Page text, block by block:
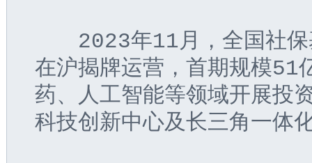
2023年11月，全国社保
在沪揭牌运营，首期规模51
药、人工智能等领域开展投
科技创新中心及长三角一体